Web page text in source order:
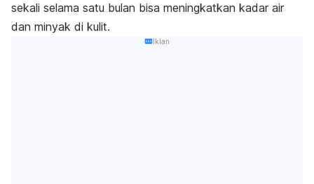
sekali selama satu bulan bisa meningkatkan kadar air
dan minyak di kulit.
Iklan